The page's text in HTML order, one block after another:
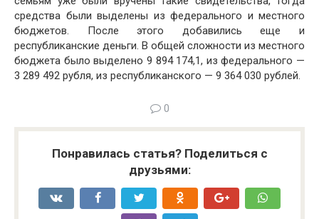
средства были выделены из федерального и местного
бюджетов. После этого добавились еще и
республиканские деньги. В общей сложности из местного
бюджета было выделено 9 894 174,1, из федерального —
3 289 492 рубля, из республиканского — 9 364 030 рублей.
0
Понравилась статья? Поделиться с
друзьями: